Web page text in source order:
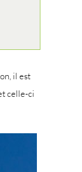
il est
celle-ci